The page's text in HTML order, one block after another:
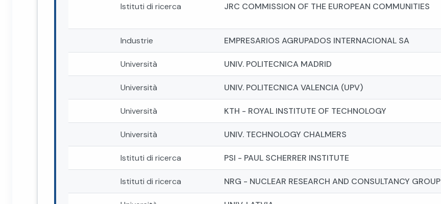
Istituti di ricerca JRC COMMISSION OF THE EUROPEAN COMMUNITIES
Industrie EMPRESARIOS AGRUPADOS INTERNACIONAL SA
Università UNIV. POLITECNICA MADRID
Università UNIV. POLITECNICA VALENCIA (UPV)
Università KTH - ROYAL INSTITUTE OF TECHNOLOGY
Università UNIV. TECHNOLOGY CHALMERS
Istituti di ricerca PSI - PAUL SCHERRER INSTITUTE
Istituti di ricerca NRG - NUCLEAR RESEARCH AND CONSULTANCY GROUP